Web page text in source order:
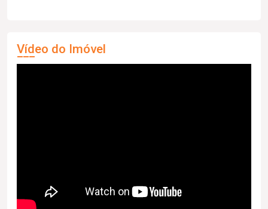
Vídeo do Imóvel